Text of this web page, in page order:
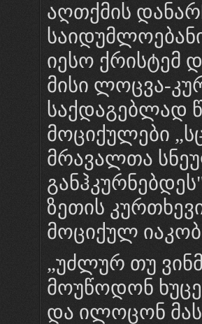
აღთქმის
იესო ქრისტემ
მისი ლოცვა-
საქდაგებლად
მოციქულები
მრავალთა
ზეთის
მოციქულ
„უძლურ თუ
მოუწოდონ
და ილოცონ მას